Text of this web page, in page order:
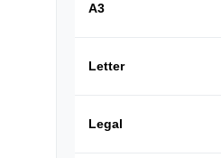
A3
Letter
Legal